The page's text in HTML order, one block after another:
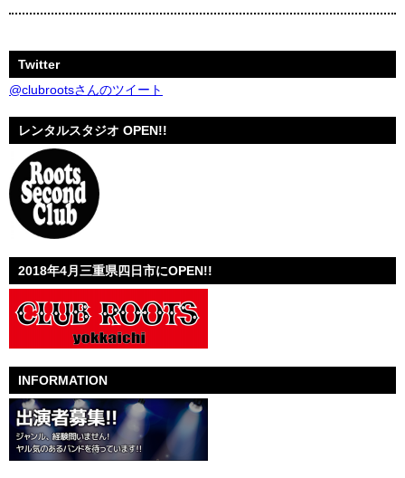
Twitter
@clubrootsさんのツイート
レンタルスタジオ OPEN!!
2018年4月三重県四日市にOPEN!!
INFORMATION